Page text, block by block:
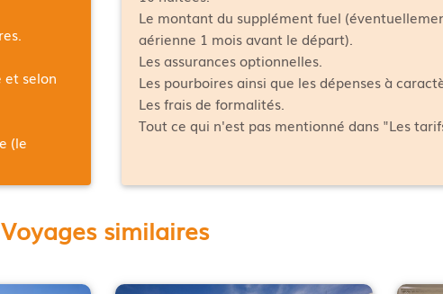
et selon
(le
Le montant du supplément fuel
aérienne 1 mois avant le départ).
Les assurances optionnelles.
Les pourboires ainsi que les dépenses à
Les frais de formalités.
Tout ce qui n'est pas mentionné dans "Les
Voyages similaires